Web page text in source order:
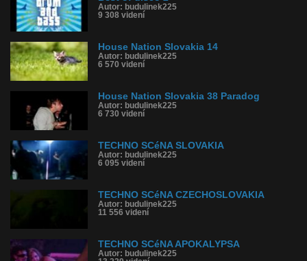
Tagy: techno, elektro, retro, house, trance, mix, dj, party
História sledovanosti videa:
Autor: budulinek225
9 308 videní
House Nation Slovakia 14
Autor: budulinek225
6 570 videní
House Nation Slovakia 38 Paradog
Autor: budulinek225
6 730 videní
TECHNO SCéNA SLOVAKIA
Autor: budulinek225
6 095 videní
TECHNO SCéNA CZECHOSLOVAKIA
Autor: budulinek225
11 556 videní
TECHNO SCéNA APOKALYPSA
Autor: budulinek225